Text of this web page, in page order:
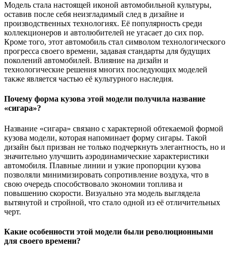
Модель стала настоящей иконой автомобильной культуры,
оставив после себя неизгладимый след в дизайне и
производственных технологиях. Её популярность среди
коллекционеров и автолюбителей не угасает до сих пор.
Кроме того, этот автомобиль стал символом технологического
прогресса своего времени, задавая стандарты для будущих
поколений автомобилей. Влияние на дизайн и
технологические решения многих последующих моделей
также является частью её культурного наследия.
Почему форма кузова этой модели получила название
«сигара»?
Название «сигара» связано с характерной обтекаемой формой
кузова модели, которая напоминает форму сигары. Такой
дизайн был призван не только подчеркнуть элегантность, но и
значительно улучшить аэродинамические характеристики
автомобиля. Плавные линии и узкие пропорции кузова
позволяли минимизировать сопротивление воздуха, что в
свою очередь способствовало экономии топлива и
повышению скорости. Визуально эта модель выглядела
вытянутой и стройной, что стало одной из её отличительных
черт.
Какие особенности этой модели были революционными
для своего времени?